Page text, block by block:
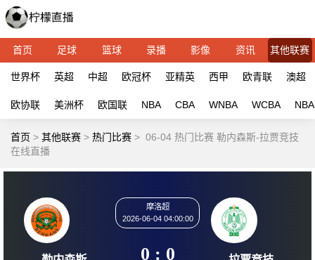
首页 足球 篮球 录播 影像 资讯 其他联赛
世界杯 英超 中超 欧冠杯 亚精英 西甲 欧青联 澳超
欧协联 美洲杯 欧国联 NBA CBA WNBA WCBA
首页 > 其他联赛 > 热门比赛 > 06-04 热门比赛 勒内森斯-拉贾竞技
在线直播